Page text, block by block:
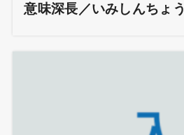
意味深長／いみしんちょう